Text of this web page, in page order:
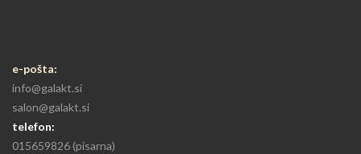
e-pošta:
info@galakt.si
salon@galakt.si
telefon:
015659826 (pisarna)